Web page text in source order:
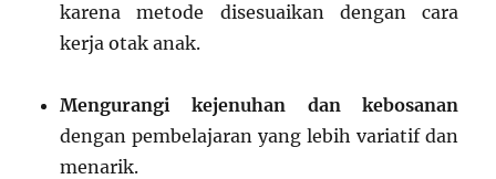
karena metode disesuaikan dengan cara
kerja otak anak.
Mengurangi kejenuhan dan kebosanan
dengan pembelajaran yang lebih variatif dan
menarik.